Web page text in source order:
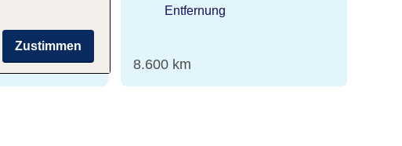
Minuten
Entfernung
8.600 km
Zustimmen